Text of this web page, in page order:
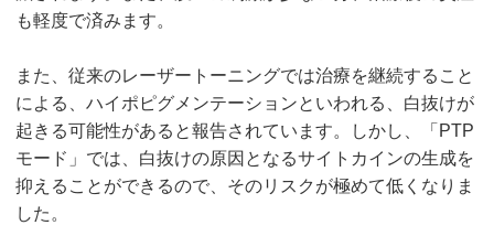
も軽度で済みます。
また、従来のレーザートーニングでは治療を継続すること
による、ハイポピグメンテーションといわれる、白抜けが
起きる可能性があると報告されています。しかし、「PTP
モード」では、白抜けの原因となるサイトカインの生成を
抑えることができるので、そのリスクが極めて低くなりま
した。